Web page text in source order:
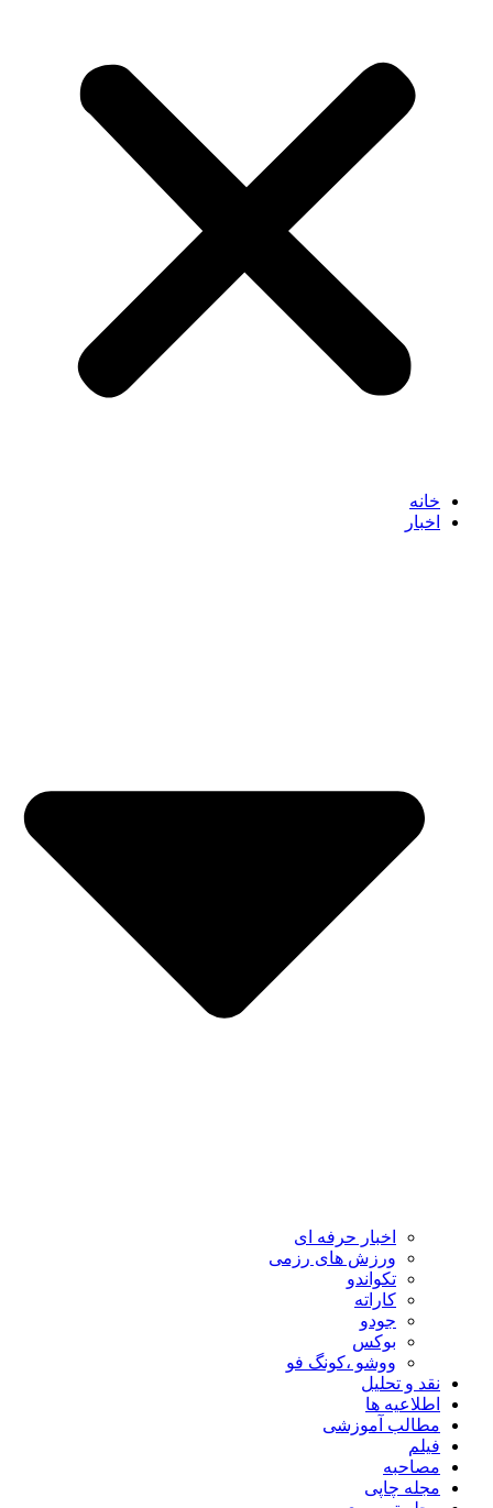
خانه
اخبار
اخبار حرفه ای
ورزش های رزمی
تکواندو
کاراته
جودو
بوکس
ووشو ،کونگ فو
نقد و تحلیل
اطلاعیه ها
مطالب آموزشی
فیلم
مصاحبه
مجله چاپی